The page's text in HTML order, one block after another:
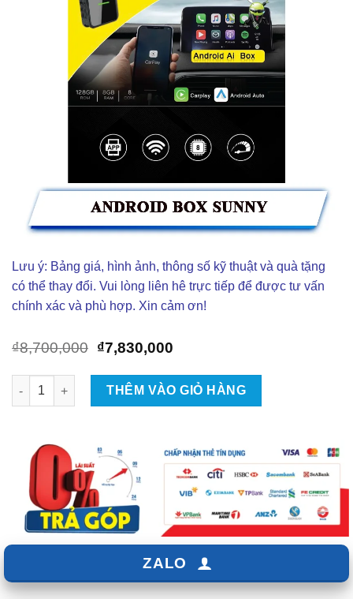
Lưu ý: Bảng giá, hình ảnh, thông số kỹ thuật và quà tặng
có thể thay đổi. Vui lòng liên hê trực tiếp để được tư vấn
chính xác và phù hợp. Xin cảm ơn!
₫8,700,000 Giá
là:
₫8,700,000.
₫7,830,000Giá
tại
là:
₫7,830,000.
Android Box Sunny GT6 số lượng
THÊM VÀO GIỎ HÀNG
ZALO